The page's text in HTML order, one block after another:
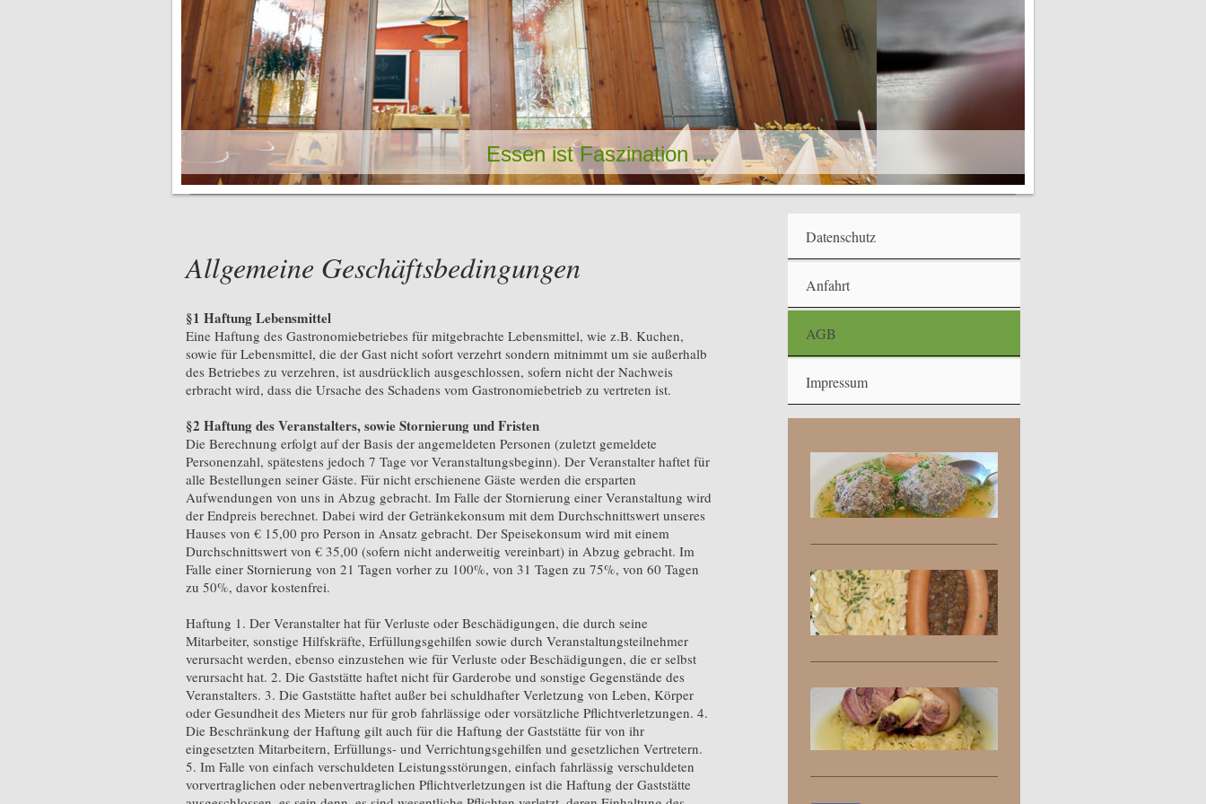
Essen ist Faszination …
Allgemeine Geschäftsbedingungen
§1 Haftung Lebensmittel
Eine Haftung des Gastronomiebetriebes für mitgebrachte Lebensmittel, wie z.B. Kuchen,
sowie für Lebensmittel, die der Gast nicht sofort verzehrt sondern mitnimmt um sie außerhalb
des Betriebes zu verzehren, ist ausdrücklich ausgeschlossen, sofern nicht der Nachweis
erbracht wird, dass die Ursache des Schadens vom Gastronomiebetrieb zu vertreten ist.
§2 Haftung des Veranstalters, sowie Stornierung und Fristen
Die Berechnung erfolgt auf der Basis der angemeldeten Personen (zuletzt gemeldete
Personenzahl, spätestens jedoch 7 Tage vor Veranstaltungsbeginn). Der Veranstalter haftet für
alle Bestellungen seiner Gäste. Für nicht erschienene Gäste werden die ersparten
Aufwendungen von uns in Abzug gebracht. Im Falle der Stornierung einer Veranstaltung wird
der Endpreis berechnet. Dabei wird der Getränkekonsum mit dem Durchschnittswert unseres
Hauses von € 15,00 pro Person in Ansatz gebracht. Der Speisekonsum wird mit einem
Durchschnittswert von € 35,00 (sofern nicht anderweitig vereinbart) in Abzug gebracht. Im
Falle einer Stornierung von 21 Tagen vorher zu 100%, von 31 Tagen zu 75%, von 60 Tagen
zu 50%, davor kostenfrei.
Haftung 1. Der Veranstalter hat für Verluste oder Beschädigungen, die durch seine
Mitarbeiter, sonstige Hilfskräfte, Erfüllungsgehilfen sowie durch Veranstaltungsteilnehmer
verursacht werden, ebenso einzustehen wie für Verluste oder Beschädigungen, die er selbst
verursacht hat. 2. Die Gaststätte haftet nicht für Garderobe und sonstige Gegenstände des
Veranstalters. 3. Die Gaststätte haftet außer bei schuldhafter Verletzung von Leben, Körper
oder Gesundheit des Mieters nur für grob fahrlässige oder vorsätzliche Pflichtverletzungen. 4.
Die Beschränkung der Haftung gilt auch für die Haftung der Gaststätte für von ihr
eingesetzten Mitarbeitern, Erfüllungs- und Verrichtungsgehilfen und gesetzlichen Vertretern.
5. Im Falle von einfach verschuldeten Leistungsstörungen, einfach fahrlässig verschuldeten
vorvertraglichen oder nebenvertraglichen Pflichtverletzungen ist die Haftung der Gaststätte
Datenschutz
Anfahrt
AGB
Impressum